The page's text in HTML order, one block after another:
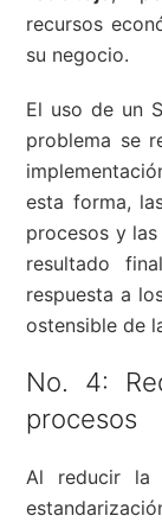
recursos
su negocio.
El uso de un
problema se
esta forma,
procesos y
resultado
respuesta a
ostensible de
No. 4:
procesos
Al reducir la